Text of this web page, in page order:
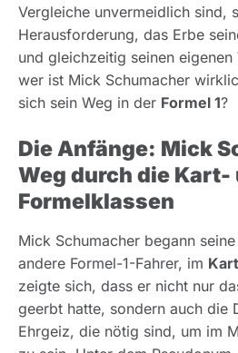
Vergleiche unvermeidlich sind,
Herausforderung, das Erbe
und gleichzeitig seinen
wer ist Mick Schumacher
sich sein Weg in der Formel 1?
Die Anfänge: Mick
Weg durch die Kart-
Formelklassen
Mick Schumacher begann
andere Formel-1-Fahrer, im
zeigte sich, dass er nicht nur
geerbt hatte, sondern auch die
Ehrgeiz, die nötig sind, um im